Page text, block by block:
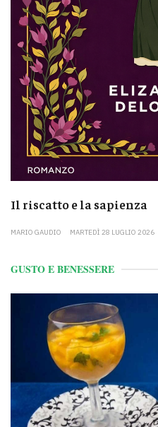
Il riscatto e la sapienza
MARIO GAUDIO MARTEDÌ 28 LUGLIO 2026
GUSTO E BENESSERE